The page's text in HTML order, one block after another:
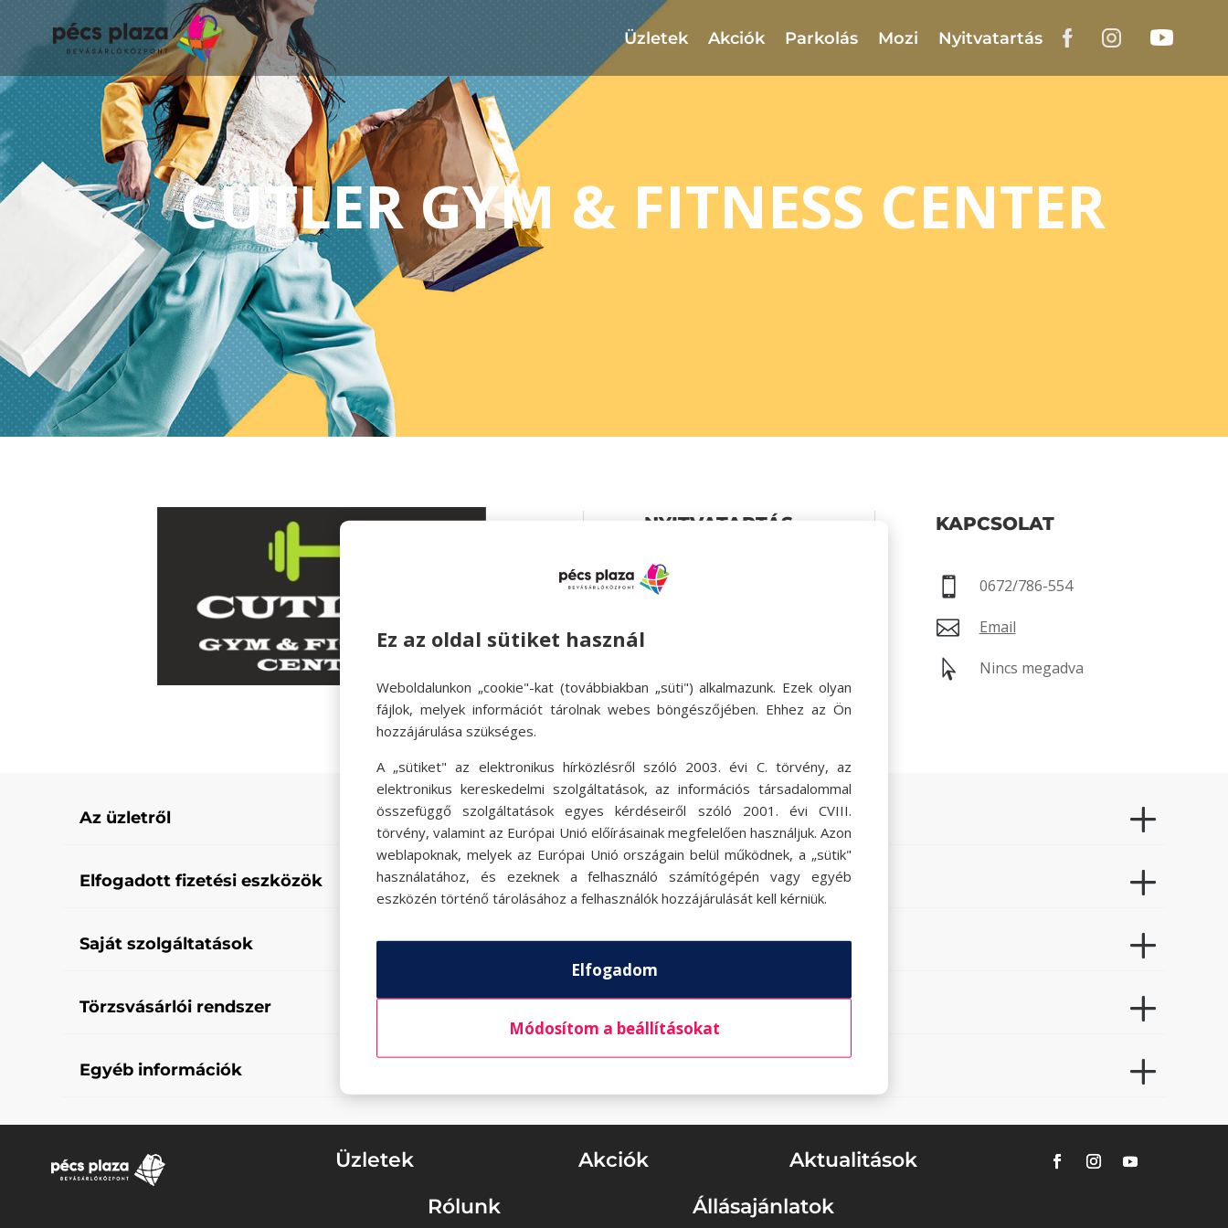
Üzletek Akciók Parkolás Mozi Nyitvatartás
CUTLER GYM & FITNESS CENTER
NYITVATARTÁS

KAPCSOLAT
 0672/786-554
 Email
 Nincs megadva
Az üzletről
Elfogadott fizetési eszközök
Saját szolgáltatások
Törzsvásárlói rendszer
Egyéb információk
Üzletek Akciók
Aktualitások
Rólunk
Állásajánlatok
Ez az oldal sütiket használ
Weboldalunkon „cookie"-kat (továbbiakban „süti") alkalmazunk. Ezek olyan
fájlok, melyek információt tárolnak webes böngészőjében. Ehhez az Ön
hozzájárulása szükséges.
A „sütiket" az elektronikus hírközlésről szóló 2003. évi C. törvény, az
elektronikus kereskedelmi szolgáltatások, az információs társadalommal
összefüggő szolgáltatások egyes kérdéseiről szóló 2001. évi CVIII.
törvény, valamint az Európai Unió előírásainak megfelelően használjuk. Azon
weblapoknak, melyek az Európai Unió országain belül működnek, a „sütik"
használatához, és ezeknek a felhasználó számítógépén vagy egyéb
eszközén történő tárolásához a felhasználók hozzájárulását kell kérniük.
Elfogadom
Módosítom a beállításokat